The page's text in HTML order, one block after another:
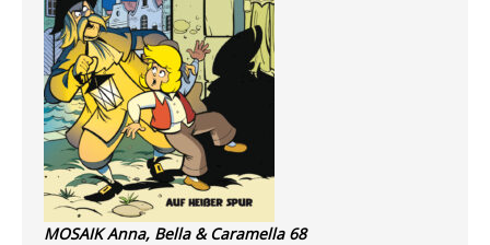
MOSAIK Anna, Bella & Caramella 68